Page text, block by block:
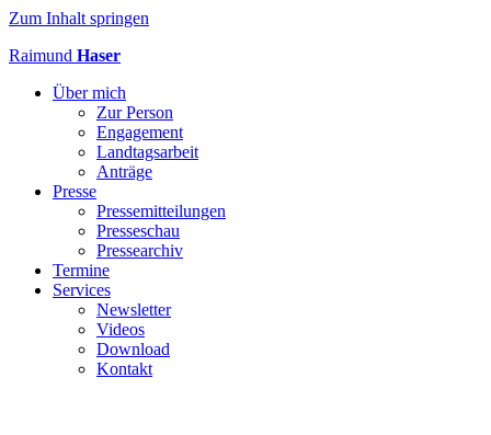
Zum Inhalt springen
Raimund Haser
Über mich
Zur Person
Engagement
Landtagsarbeit
Anträge
Presse
Pressemitteilungen
Presseschau
Pressearchiv
Termine
Services
Newsletter
Videos
Download
Kontakt